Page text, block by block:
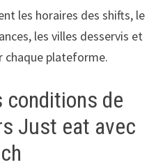
les horaires des shifts, le
les villes desservis et
chaque plateforme.
conditions de
Just eat avec